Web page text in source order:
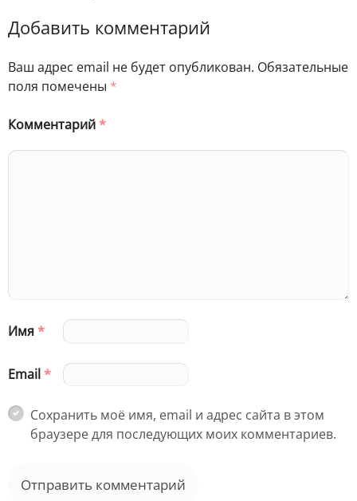
Добавить комментарий
Ваш адрес email не будет опубликован. Обязательные
поля помечены *
Комментарий*
Имя*
Email*
Сохранить моё имя, email и адрес сайта в этом
браузере для последующих моих комментариев.